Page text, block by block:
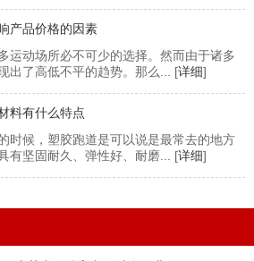
产品价格的因素
运动场所必不可少的选择。然而由于诸多
出了高低不平的趋势。那么... [详细]
料有什么特点
时候，塑胶跑道是可以说是最常去的地方
有坚固耐久、弹性好、耐磨... [详细]